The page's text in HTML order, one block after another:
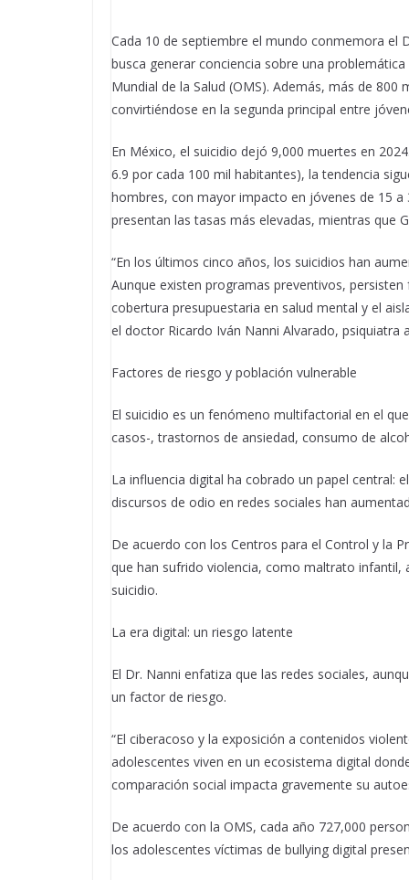
Cada 10 de septiembre el mundo conmemora el
busca generar conciencia sobre una
Mundial de la Salud (OMS). Además, más de
convirtiéndose en la segunda principal entre
En México, el suicidio dejó 9,000 muertes en
6.9 por cada 100 mil habitantes), la tendencia
hombres, con mayor impacto en jóvenes de 15 a
presentan las tasas más elevadas, mientras que
“En los últimos cinco años, los suicidios han
Aunque existen programas preventivos,
cobertura presupuestaria en salud mental y el
el doctor Ricardo Iván Nanni Alvarado, psiquiatra
Factores de riesgo y población vulnerable
El suicidio es un fenómeno multifactorial en el
casos-, trastornos de ansiedad, consumo de
La influencia digital ha cobrado un papel central:
discursos de odio en redes sociales han
De acuerdo con los Centros para el Control y la
que han sufrido violencia, como maltrato infantil,
suicidio.
La era digital: un riesgo latente
El Dr. Nanni enfatiza que las redes sociales,
un factor de riesgo.
“El ciberacoso y la exposición a contenidos
adolescentes viven en un ecosistema digital
comparación social impacta gravemente su
De acuerdo con la OMS, cada año 727,000
los adolescentes víctimas de bullying digital